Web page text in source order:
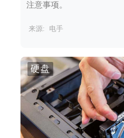
注意事项。
来源: 电手
硬盘